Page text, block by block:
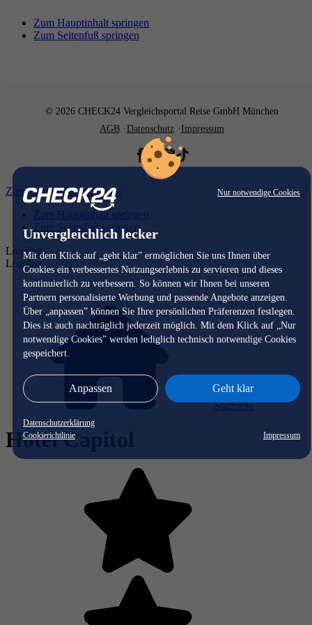
Nur notwendige Cookies
Unvergleichlich lecker
Mit dem Klick auf „geht klar” ermöglichen Sie uns Ihnen über
Cookies ein verbessertes Nutzungserlebnis zu servieren und dieses
kontinuierlich zu verbessern. So können wir Ihnen bei unseren
Partnern personalisierte Werbung und passende Angebote anzeigen.
Über „anpassen” können Sie Ihre persönlichen Präferenzen festlegen.
Dies ist auch nachträglich jederzeit möglich. Mit dem Klick auf „Nur
notwendige Cookies” werden lediglich technisch notwendige Cookies
gespeichert.
Anpassen Geht klar
Datenschutzerklärung
Cookierichtlinie
Impressum
Zum Hauptinhalt springen
Zum Seitenfuß springen
© 2026 CHECK24 Vergleichsportal Reise GmbH München
AGB
Datenschutz Impressum
Zum Hauptinhalt springen
Zum Hauptinhalt springen
Zum Seitenfuß springen
Loading...
Loading...
Startseite
Hotel Capitol